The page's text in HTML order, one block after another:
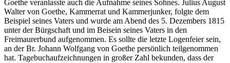
Goethe veranlasste auch die Aufnahme seines Sohnes. Julius August
Walter von Goethe, Kammerrat und Kammerjunker, folgte dem
Beispiel seines Vaters und wurde am Abend des 5. Dezembers 1815
unter der Bürgschaft und im Beisein seines Vaters in den
Freimaurerbund aufgenommen. Es sollte die letzte Logenfeier sein,
an der Br. Johann Wolfgang von Goethe persönlich teilgenommen
hat. Tagebuchaufzeichnungen in großer Zahl bekunden, dass der